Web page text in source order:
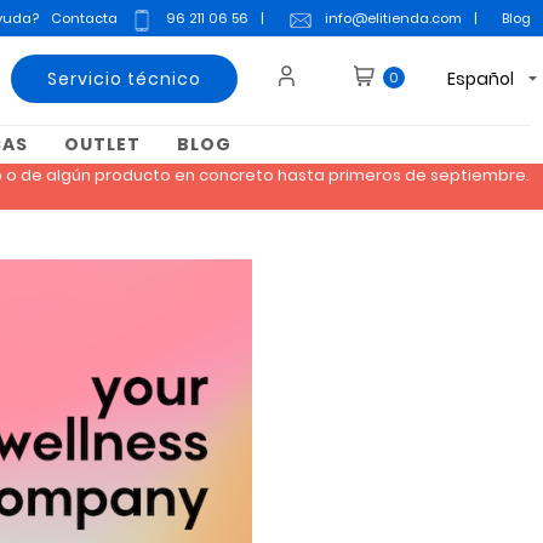
Contacta 96 211 06 56 | info@elitienda.com | Blog
Servicio técnico 0 Español 
OUTLET BLOG
de algún producto en concreto hasta primeros de septiembre.